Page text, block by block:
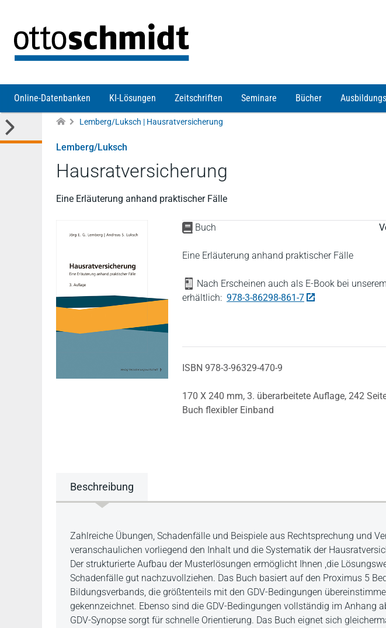
Online-Datenbanken KI-Lösungen Zeitschriften Seminare Bücher
Lemberg/Luksch | Hausratversicherung
Lemberg/Luksch
Hausratversicherung
Eine Erläuterung anhand praktischer Fälle
Buch
Eine Erläuterung anhand praktischer Fälle
Nach Erscheinen auch als E-Book bei
erhältlich: 978-3-86298-861-7
ISBN 978-3-96329-470-9
170 X 240 mm, 3. überarbeitete Auflage, 242
Buch flexibler Einband
Beschreibung
Beschreibung
Zahlreiche Übungen, Schadenfälle und Beispiele aus Rechtsprechung und
veranschaulichen vorliegend den Inhalt und die Systematik der
Der strukturierte Aufbau der Musterlösungen ermöglicht Ihnen ,die
Schadenfälle gut nachzuvollziehen. Das Buch basiert auf den Proximus 5
Bildungsverbands, die größtenteils mit den GDV-Bedingungen
gekennzeichnet. Ebenso sind die GDV-Bedingungen vollständig im Anhang
GDV-Synopse sorgt für schnelle Orientierung. Das Buch eignet sich